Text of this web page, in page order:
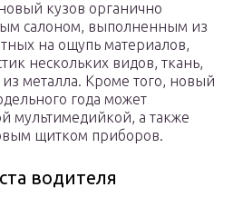
кузов органично
салоном, выполненным из
на ощупь материалов,
нескольких видов, ткань,
металла. Кроме того, новый
года может
мультимедийкой, а также
щитком приборов.
водителя